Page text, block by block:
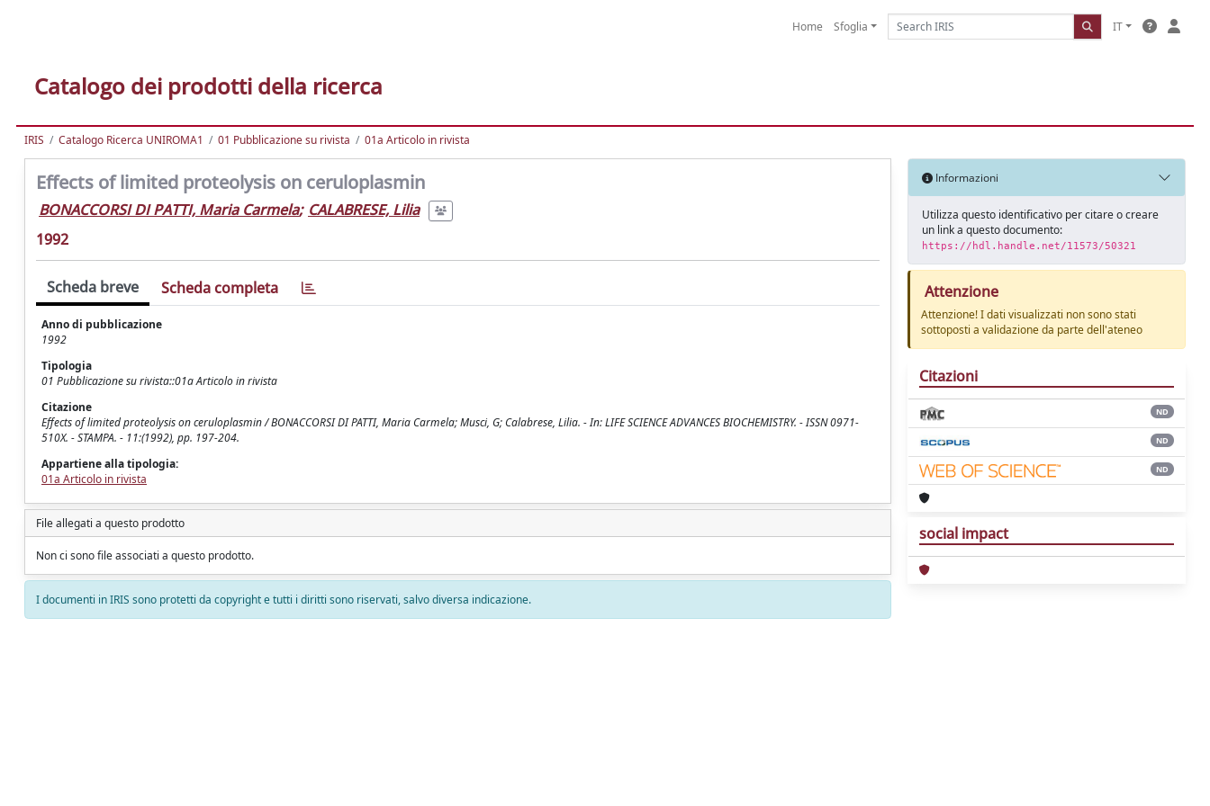
Home Sfoglia IT
Catalogo dei prodotti della ricerca
IRIS Catalogo Ricerca UNIROMA1 01 Pubblicazione su rivista 01a Articolo in rivista
Effects of limited proteolysis on ceruloplasmin
BONACCORSI DI PATTI, Maria Carmela; CALABRESE, Lilia
1992
Scheda breve Scheda completa
Anno di pubblicazione
1992
Tipologia
01 Pubblicazione su rivista::01a Articolo in rivista
Citazione
Effects of limited proteolysis on ceruloplasmin / BONACCORSI DI PATTI, Maria Carmela; Musci, G; Calabrese, Lilia. - In: LIFE SCIENCE ADVANCES BIOCHEMISTRY. - ISSN 0971-
510X. - STAMPA. - 11:(1992), pp. 197-204.
Appartiene alla tipologia:
01a Articolo in rivista
File allegati a questo prodotto
Non ci sono file associati a questo prodotto.
I documenti in IRIS sono protetti da copyright e tutti i diritti sono riservati, salvo diversa indicazione.
Informazioni
Utilizza questo identificativo per citare o creare
un link a questo documento:
https://hdl.handle.net/11573/50321
Attenzione
Attenzione! I dati visualizzati non sono stati
sottoposti a validazione da parte dell'ateneo
Citazioni
ND
ND
ND
social impact